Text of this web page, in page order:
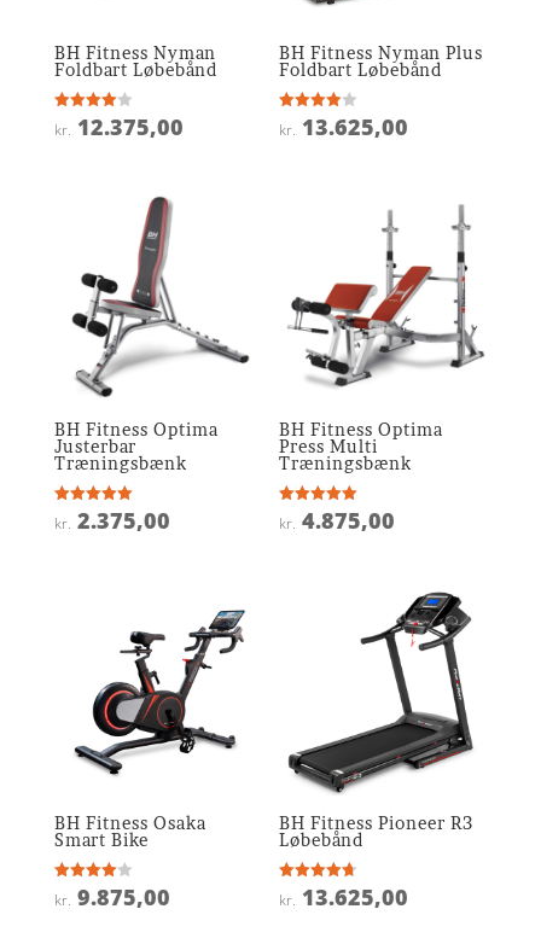
BH Fitness Nyman
Foldbart Løbebånd
Vurderet
4
kr. 12.375,00
BH Fitness Nyman Plus
Foldbart Løbebånd
Vurderet
3.9
kr. 13.625,00
BH Fitness Optima
Justerbar
Træningsbænk
Vurderet
5
kr. 2.375,00
BH Fitness Optima
Press Multi
Træningsbænk
Vurderet
5
kr. 4.875,00
BH Fitness Osaka
Smart Bike
Vurderet
4
kr. 9.875,00
BH Fitness Pioneer R3
Løbebånd
Vurderet
4.7
kr. 13.625,00